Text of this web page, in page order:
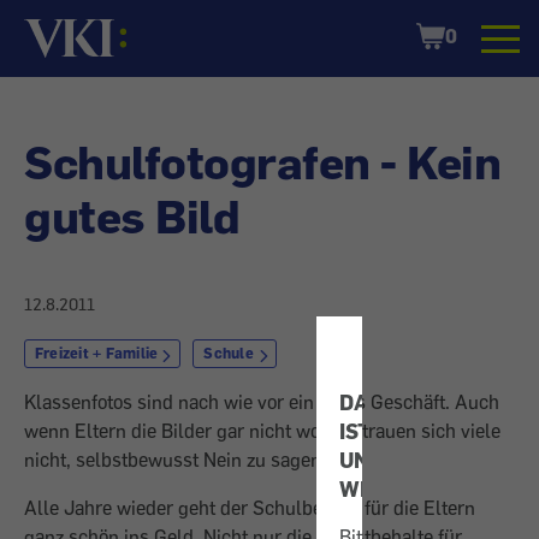
DATENSCHUTZ
IST
UNS
WICHTIG!
Startseite
Shopping
Cart
0
Schulfotografen - Kein
gutes Bild
12.8.2011
Freizeit + Familie Schule
Klassenfotos sind nach wie vor ein gutes Geschäft. Auch
wenn Eltern die Bilder gar nicht wollen, trauen sich viele
nicht, selbstbewusst Nein zu sagen.
Alle Jahre wieder geht der Schulbeginn für die Eltern